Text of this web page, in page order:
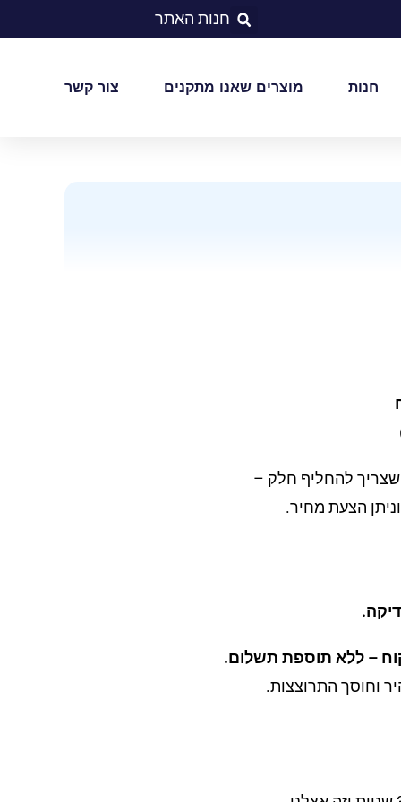
חנות האתר
חנות מוצרים שאנו מתקנים צור קשר
להחליף חלק –
הצעת מחיר.
– ללא תוספת תשלום.
וחוסך התרוצצות.